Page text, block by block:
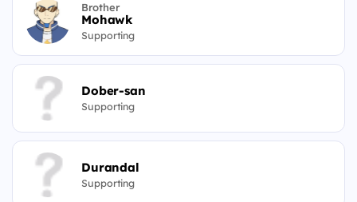
Brother
Mohawk
Supporting
Dober-san
Supporting
Durandal
Supporting